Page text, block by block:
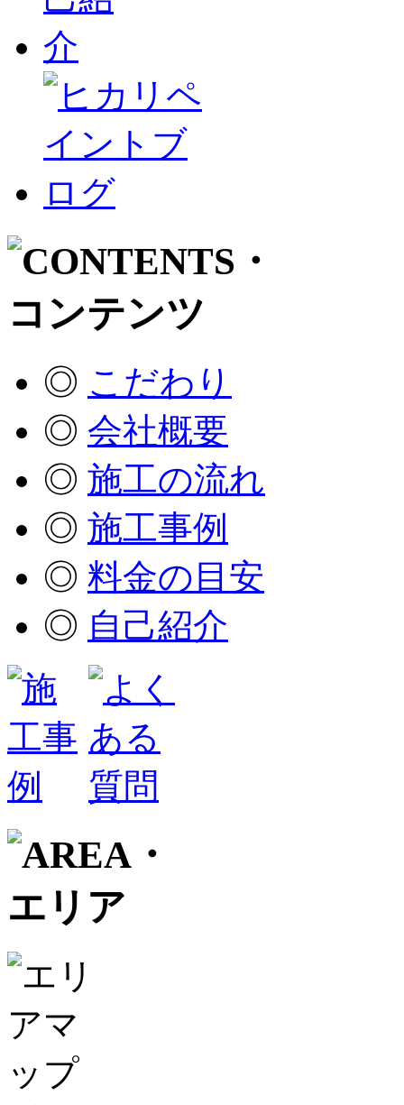
◎ こだわり
◎ 会社概要
◎ 施工の流れ
◎ 施工事例
◎ 料金の目安
◎ 自己紹介